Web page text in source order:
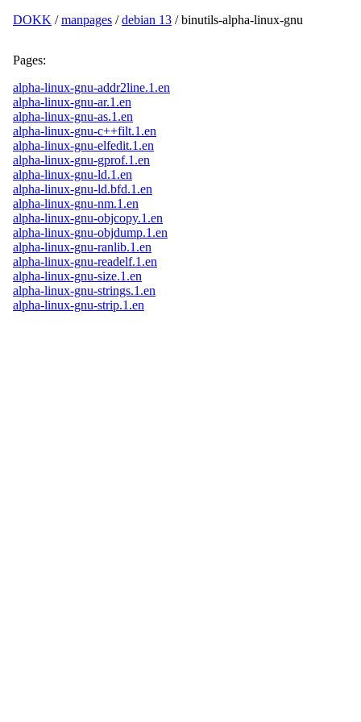
DOKK /manpages /debian 13 / binutils-alpha-linux-gnu
Pages:
alpha-linux-gnu-addr2line.1.en
alpha-linux-gnu-ar.1.en
alpha-linux-gnu-as.1.en
alpha-linux-gnu-c++filt.1.en
alpha-linux-gnu-elfedit.1.en
alpha-linux-gnu-gprof.1.en
alpha-linux-gnu-ld.1.en
alpha-linux-gnu-ld.bfd.1.en
alpha-linux-gnu-nm.1.en
alpha-linux-gnu-objcopy.1.en
alpha-linux-gnu-objdump.1.en
alpha-linux-gnu-ranlib.1.en
alpha-linux-gnu-readelf.1.en
alpha-linux-gnu-size.1.en
alpha-linux-gnu-strings.1.en
alpha-linux-gnu-strip.1.en